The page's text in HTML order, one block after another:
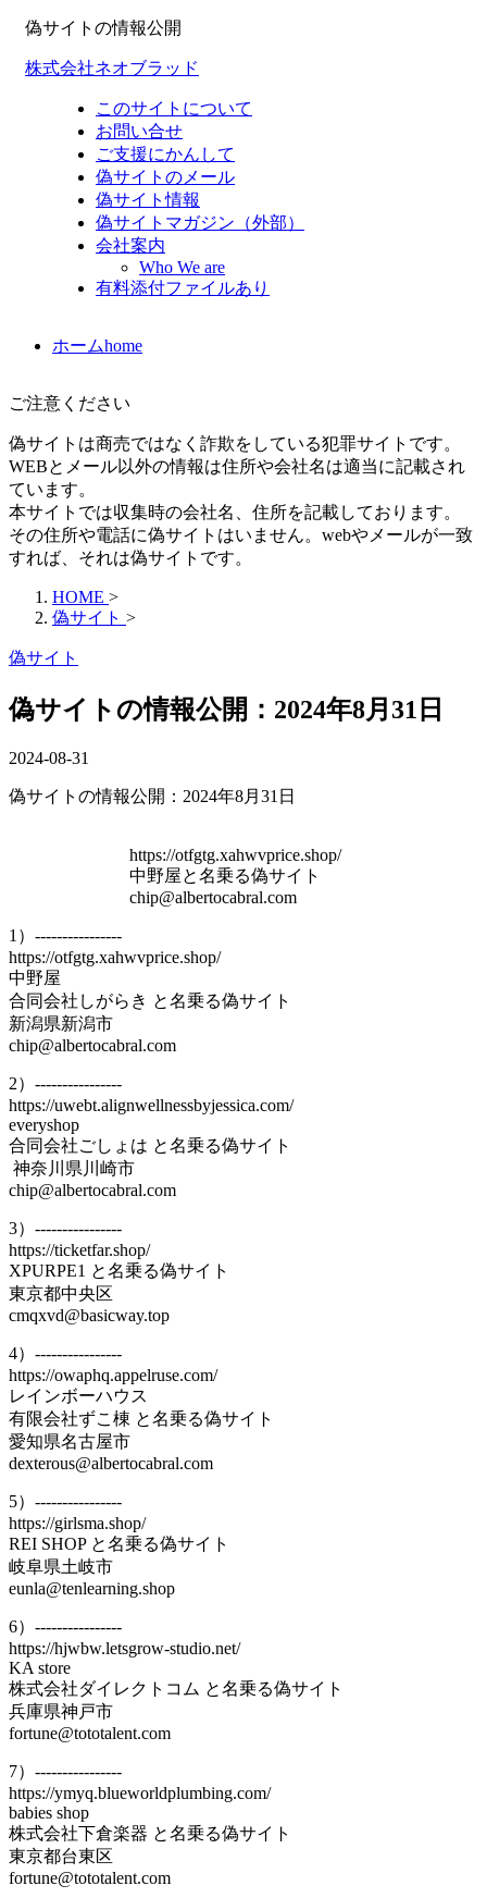
偽サイトの情報公開
株式会社ネオブラッド
このサイトについて
お問い合せ
ご支援にかんして
偽サイトのメール
偽サイト情報
偽サイトマガジン（外部）
会社案内
Who We are
有料添付ファイルあり
ホームhome
ご注意ください
偽サイトは商売ではなく詐欺をしている犯罪サイトです。
WEBとメール以外の情報は住所や会社名は適当に記載され
ています。
本サイトでは収集時の会社名、住所を記載しております。
その住所や電話に偽サイトはいません。webやメールが一致
すれば、それは偽サイトです。
HOME >
偽サイト >
偽サイト
偽サイトの情報公開：2024年8月31日
2024-08-31
偽サイトの情報公開：2024年8月31日
https://otfgtg.xahwvprice.shop/
中野屋と名乗る偽サイト
chip@albertocabral.com
1）----------------
https://otfgtg.xahwvprice.shop/
中野屋
合同会社しがらき と名乗る偽サイト
新潟県新潟市
chip@albertocabral.com
2）----------------
https://uwebt.alignwellnessbyjessica.com/
everyshop
合同会社ごしょは と名乗る偽サイト
神奈川県川崎市
chip@albertocabral.com
3）----------------
https://ticketfar.shop/
XPURPE1 と名乗る偽サイト
東京都中央区
cmqxvd@basicway.top
4）----------------
https://owaphq.appelruse.com/
レインボーハウス
有限会社ずこ棟 と名乗る偽サイト
愛知県名古屋市
dexterous@albertocabral.com
5）----------------
https://girlsma.shop/
REI SHOP と名乗る偽サイト
岐阜県土岐市
eunla@tenlearning.shop
6）----------------
https://hjwbw.letsgrow-studio.net/
KA store
株式会社ダイレクトコム と名乗る偽サイト
兵庫県神戸市
fortune@tototalent.com
7）----------------
https://ymyq.blueworldplumbing.com/
babies shop
株式会社下倉楽器 と名乗る偽サイト
東京都台東区
fortune@tototalent.com